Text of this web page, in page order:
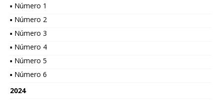
▪ Número 1
▪ Número 2
▪ Número 3
▪ Número 4
▪ Número 5
▪ Número 6
2024